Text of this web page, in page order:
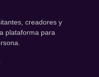
creadores y
plataforma para